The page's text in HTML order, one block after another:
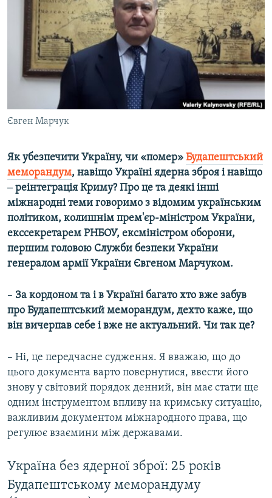
ВІДЕОУРОКИ «ELIFBE»
СВІДЧЕННЯ ОКУПАЦІЇ
УКРАЇНСЬКА ПРОБЛЕМА КРИМУ
ІНФОГРАФІКА
Русский
Qırımtatar
ДОЛУЧАЙСЯ!
Євген Марчук
Як убезпечити Україну, чи «помер» Будапештський
меморандум, навіщо Україні ядерна зброя і навіщо
‒ реінтеграція Криму? Про це та деякі інші
міжнародні теми говоримо з відомим українським
політиком, колишнім прем'єр-міністром України,
екссекретарем РНБОУ, ексміністром оборони,
першим головою Служби безпеки України
генералом армії України Євгеном Марчуком.
–​ За кордоном та і в Україні багато хто вже забув
про Будапештський меморандум, дехто каже, що
він вичерпав себе і вже не актуальний. Чи так це?
– Ні, це передчасне судження. Я вважаю, що до
цього документа варто повернутися, ввести його
знову у світовий порядок денний, він має стати ще
одним інструментом впливу на кримську ситуацію,
важливим документом міжнародного права, що
регулює взаємини між державами.
Україна без ядерної зброї: 25 років
Будапештському меморандуму